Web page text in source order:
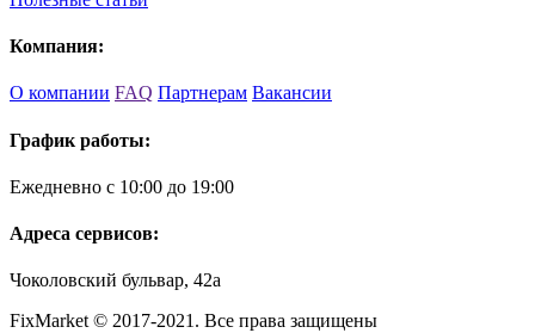
Компания:
О компании FAQ Партнерам Вакансии
График работы:
Ежедневно с 10:00 до 19:00
Адреса сервисов:
Чоколовский бульвар, 42а
FixMarket © 2017-2021. Все права защищены